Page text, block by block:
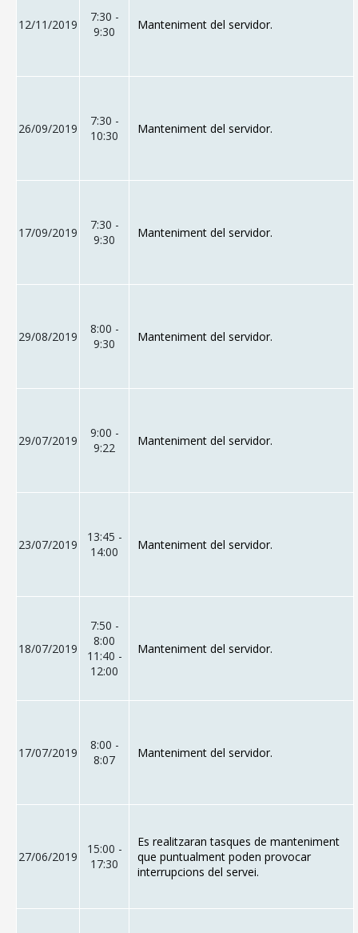
12/11/2019
7:30 -
9:30
Manteniment del servidor.
26/09/2019
7:30 -
10:30
Manteniment del servidor.
17/09/2019
7:30 -
9:30
Manteniment del servidor.
29/08/2019
8:00 -
9:30
Manteniment del servidor.
29/07/2019
9:00 -
9:22
Manteniment del servidor.
23/07/2019
13:45 -
14:00
Manteniment del servidor.
18/07/2019
7:50 -
8:00
11:40 -
12:00
Manteniment del servidor.
17/07/2019
8:00 -
8:07
Manteniment del servidor.
27/06/2019
15:00 -
17:30
Es realitzaran tasques de manteniment
que puntualment poden provocar
interrupcions del servei.